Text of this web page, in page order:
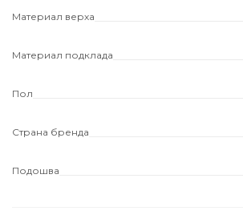
Материал верха
Материал подклада
Пол
Страна бренда
Подошва